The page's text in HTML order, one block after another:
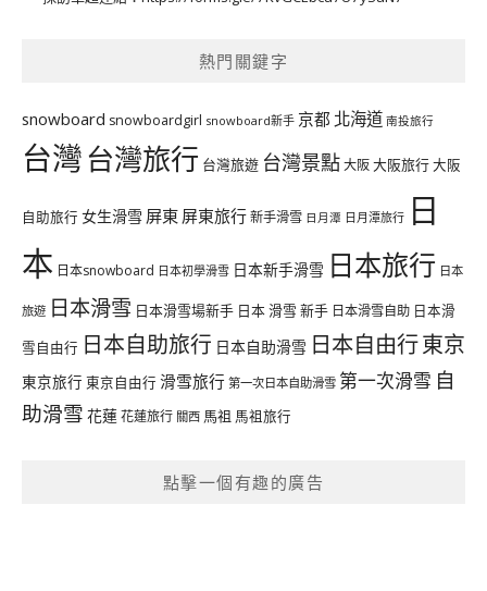
熱門關鍵字
snowboard snowboardgirl snowboard新手 京都 北海道 南投旅行
台灣台灣旅行 台灣旅遊 台灣景點大阪大阪旅行大阪
自助旅行 女生滑雪 屏東 屏東旅行新手滑雪 日月潭 日月潭旅行 日
本 日本snowboard 日本初學滑雪 日本新手滑雪 日本旅行 日本
旅遊 日本滑雪 日本滑雪場新手 日本 滑雪 新手 日本滑雪自助 日本滑
雪自由行 日本自助旅行 日本自助滑雪 日本自由行東京
東京旅行 東京自由行 滑雪旅行 第一次日本自助滑雪 第一次滑雪 自
助滑雪 花蓮花蓮旅行 關西 馬祖 馬祖旅行
點擊一個有趣的廣告